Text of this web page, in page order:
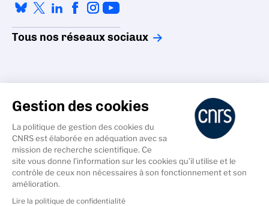
Tous nos réseaux sociaux
Accessibilité - non conforme
Crédits
Gestion des cookies
Données personnelles
Mentions légales
Gestion des cookies
La politique de gestion des cookies du
CNRS est élaborée en adéquation avec sa
mission de recherche scientifique. Ce
site vous donne l’information sur les cookies qu’il utilise et le
contrôle de ceux non nécessaires à son fonctionnement et son
amélioration.
Lire la politique de confidentialité